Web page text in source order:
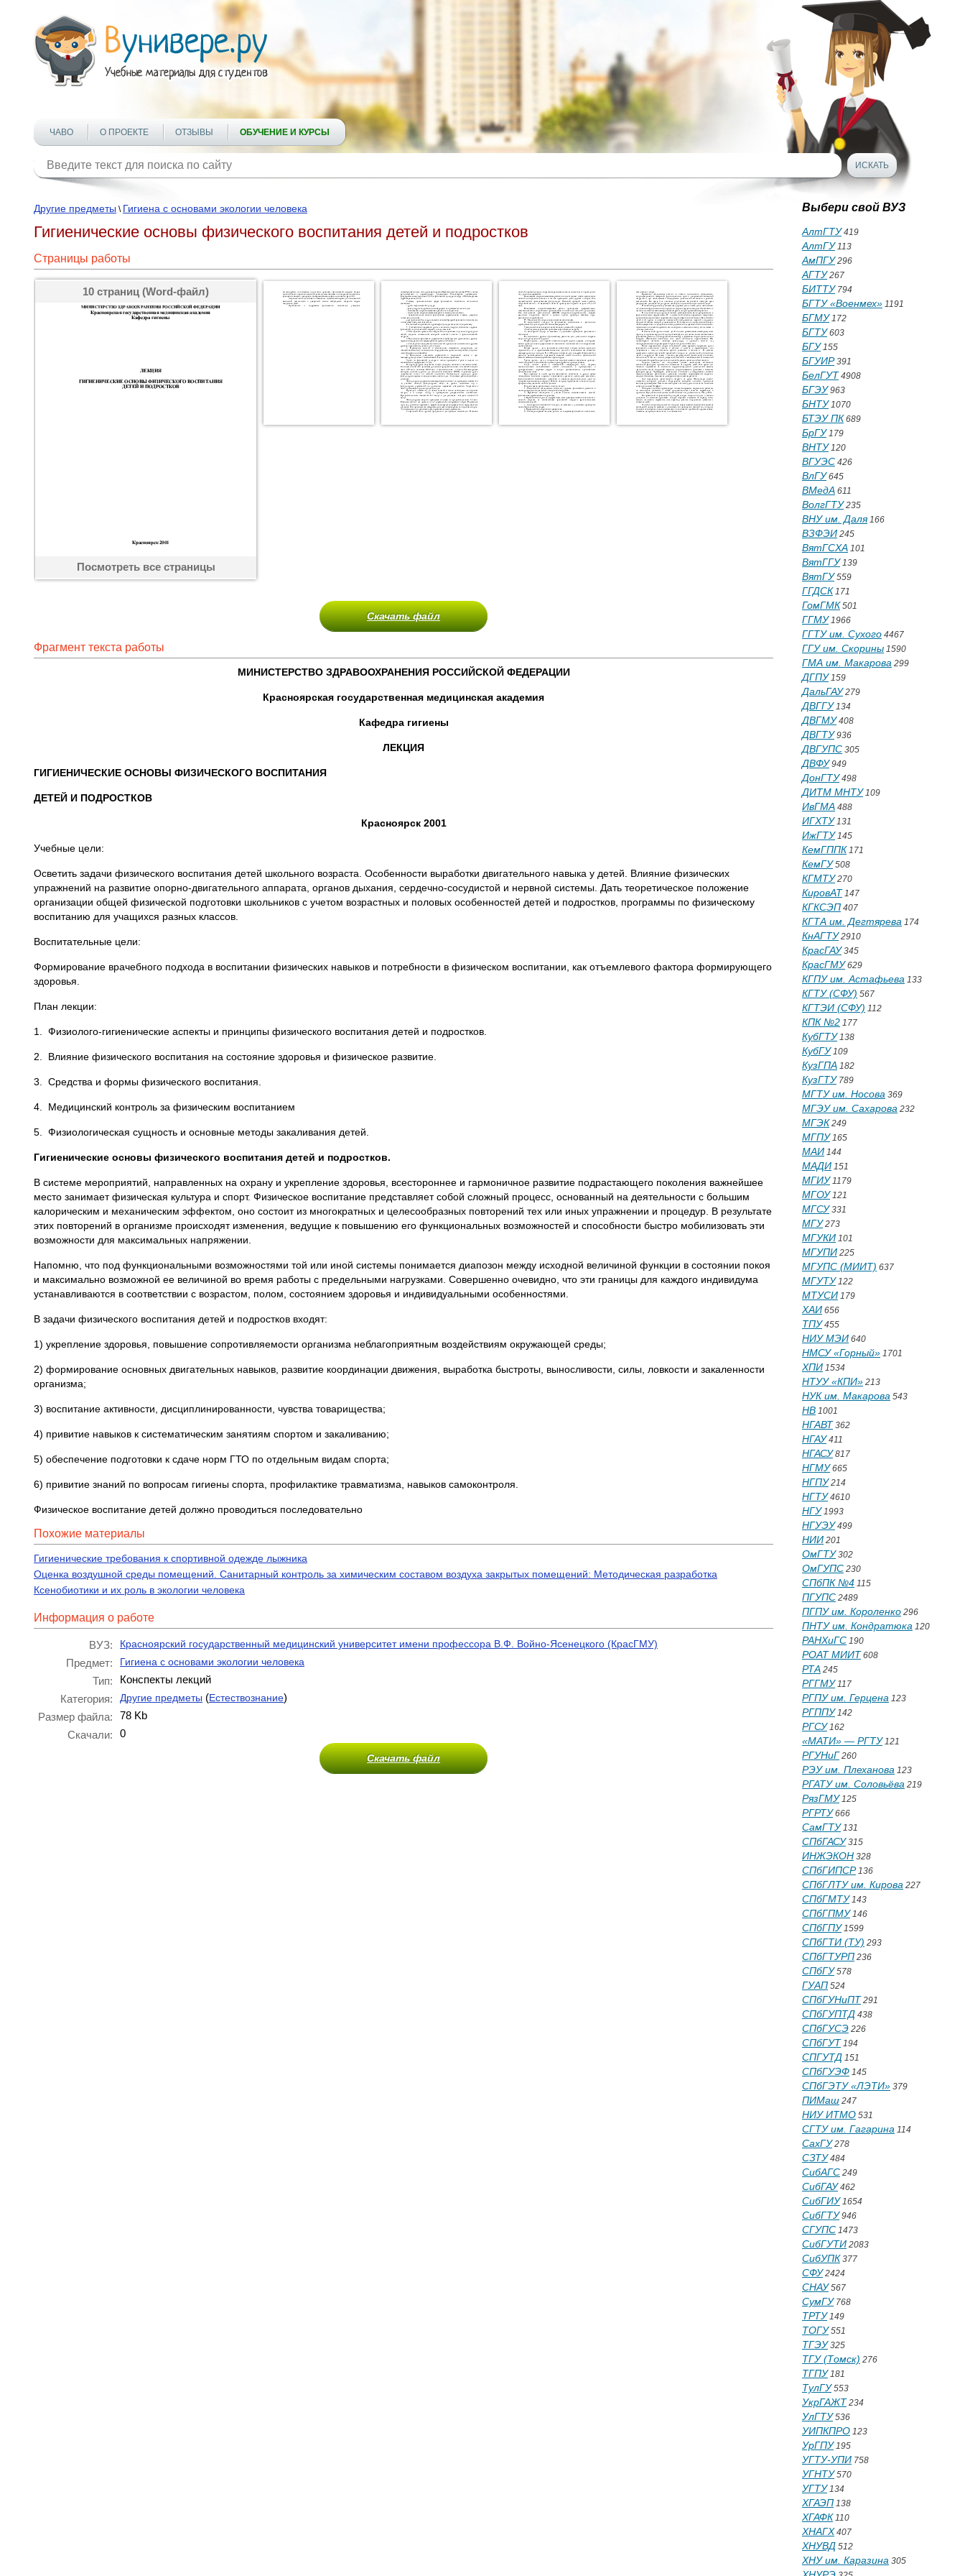
ЧАВО О ПРОЕКТЕ ОТЗЫВЫ ОБУЧЕНИЕ И КУРСЫ
Другие предметы \ Гигиена с основами экологии человека
Гигиенические основы физического воспитания детей и подростков
Страницы работы
10 страниц (Word-файл)
Посмотреть все страницы
Скачать файл
Фрагмент текста работы
МИНИСТЕРСТВО ЗДРАВООХРАНЕНИЯ РОССИЙСКОЙ ФЕДЕРАЦИИ
Красноярская государственная медицинская академия
Кафедра гигиены
ЛЕКЦИЯ
ГИГИЕНИЧЕСКИЕ ОСНОВЫ ФИЗИЧЕСКОГО ВОСПИТАНИЯ
ДЕТЕЙ И ПОДРОСТКОВ
Красноярск 2001
Учебные цели:
Осветить задачи физического воспитания детей школьного возраста. Особенности выработки двигательного навыка у детей. Влияние физических
упражнений на развитие опорно-двигательного аппарата, органов дыхания, сердечно-сосудистой и нервной системы. Дать теоретическое положение
организации общей физической подготовки школьников с учетом возрастных и половых особенностей детей и подростков, программы по физическому
воспитанию для учащихся разных классов.
Воспитательные цели:
Формирование врачебного подхода в воспитании физических навыков и потребности в физическом воспитании, как отъемлевого фактора формирующего
здоровья.
План лекции:
1. Физиолого-гигиенические аспекты и принципы физического воспитания детей и подростков.
2. Влияние физического воспитания на состояние здоровья и физическое развитие.
3. Средства и формы физического воспитания.
4. Медицинский контроль за физическим воспитанием
5. Физиологическая сущность и основные методы закаливания детей.
Гигиенические основы физического воспитания детей и подростков.
В системе мероприятий, направленных на охрану и укрепление здоровья, всестороннее и гармоничное развитие подрастающего поколения важнейшее
место занимает физическая культура и спорт. Физическое воспитание представляет собой сложный процесс, основанный на деятельности с большим
калорическим и механическим эффектом, оно состоит из многократных и целесообразных повторений тех или иных упражнении и процедур. В результате
этих повторений в организме происходят изменения, ведущие к повышению его функциональных возможностей и способности быстро мобилизовать эти
возможности для максимальных напряжении.
Напомню, что под функциональными возможностями той или иной системы понимается диапозон между исходной величиной функции в состоянии покоя
и максимально возможной ее величиной во время работы с предельными нагрузками. Совершенно очевидно, что эти границы для каждого индивидума
устанавливаются в соответствии с возрастом, полом, состоянием здоровья и индивидуальными особенностями.
В задачи физического воспитания детей и подростков входят:
1) укрепление здоровья, повышение сопротивляемости организма неблагоприятным воздействиям окружающей среды;
2) формирование основных двигательных навыков, развитие координации движения, выработка быстроты, выносливости, силы, ловкости и закаленности
организма;
3) воспитание активности, дисциплинированности, чувства товарищества;
4) привитие навыков к систематическим занятиям спортом и закаливанию;
5) обеспечение подготовки к сдаче норм ГТО по отдельным видам спорта;
6) привитие знаний по вопросам гигиены спорта, профилактике травматизма, навыков самоконтроля.
Физическое воспитание детей должно проводиться последовательно
Похожие материалы
Гигиенические требования к спортивной одежде лыжника
Оценка воздушной среды помещений. Санитарный контроль за химическим составом воздуха закрытых помещений: Методическая разработка
Ксенобиотики и их роль в экологии человека
Информация о работе
ВУЗ: Красноярский государственный медицинский университет имени профессора В.Ф. Войно-Ясенецкого (КрасГМУ)
Предмет: Гигиена с основами экологии человека
Тип:
Конспекты лекций
Категория:
Другие предметы (Естествознание)
Размер файла:
78 Kb
Скачали:
0
Скачать файл
Выбери свой ВУЗ
АлтГТУ419
АлтГУ113
АмПГУ296
АГТУ267
БИТТУ794
БГТУ «Военмех» 1191
БГМУ172
БГТУ603
БГУ155
БГУИР391
БелГУТ 4908
БГЭУ963
БНТУ1070
БТЭУ ПК 689
БрГУ179
ВНТУ120
ВГУЭС 426
ВлГУ645
ВМедА 611
ВолгГТУ235
ВНУ им. Даля166
ВЗФЭИ 245
ВятГСХА 101
ВятГГУ139
ВятГУ559
ГГДСК 171
ГомГМК 501
ГГМУ1966
ГГТУ им. Сухого 4467
ГГУ им. Скорины 1590
ГМА им. Макарова 299
ДГПУ159
ДальГАУ279
ДВГГУ134
ДВГМУ408
ДВГТУ936
ДВГУПС 305
ДВФУ949
ДонГТУ498
ДИТМ МНТУ109
ИвГМА 488
ИГХТУ131
ИжГТУ145
КемГППК 171
КемГУ508
КГМТУ270
КировАТ 147
КГКСЭП 407
КГТА им. Дегтярева 174
КнАГТУ2910
КрасГАУ345
КрасГМУ629
КГПУ им. Астафьева 133
КГТУ (СФУ) 567
КГТЭИ (СФУ) 112
КПК №2 177
КубГТУ138
КубГУ109
КузГПА 182
КузГТУ789
МГТУ им. Носова 369
МГЭУ им. Сахарова 232
МГЭК 249
МГПУ165
МАИ 144
МАДИ 151
МГИУ1179
МГОУ121
МГСУ331
МГУ273
МГУКИ 101
МГУПИ 225
МГУПС (МИИТ) 637
МГУТУ122
МТУСИ 179
ХАИ 656
ТПУ455
НИУ МЭИ 640
НМСУ «Горный» 1701
ХПИ 1534
НТУУ «КПИ» 213
НУК им. Макарова 543
НВ 1001
НГАВТ 362
НГАУ411
НГАСУ817
НГМУ665
НГПУ214
НГТУ4610
НГУ1993
НГУЭУ499
НИИ 201
ОмГТУ302
ОмГУПС 230
СПбПК №4 115
ПГУПС 2489
ПГПУ им. Короленко 296
ПНТУ им. Кондратюка 120
РАНХиГС 190
РОАТ МИИТ 608
РТА 245
РГГМУ117
РГПУ им. Герцена 123
РГППУ142
РГСУ162
«МАТИ» — РГТУ121
РГУНиГ 260
РЭУ им. Плеханова 123
РГАТУ им. Соловьёва 219
РязГМУ125
РГРТУ666
СамГТУ131
СПбГАСУ315
ИНЖЭКОН 328
СПбГИПСР136
СПбГЛТУ им. Кирова 227
СПбГМТУ143
СПбГПМУ146
СПбГПУ1599
СПбГТИ (ТУ) 293
СПбГТУРП 236
СПбГУ578
ГУАП 524
СПбГУНиПТ 291
СПбГУПТД 438
СПбГУСЭ 226
СПбГУТ 194
СПГУТД 151
СПбГУЭФ 145
СПбГЭТУ «ЛЭТИ» 379
ПИМаш 247
НИУ ИТМО 531
СГТУ им. Гагарина 114
СахГУ278
СЗТУ484
СибАГС 249
СибГАУ462
СибГИУ1654
СибГТУ946
СГУПС 1473
СибГУТИ 2083
СибУПК 377
СФУ2424
СНАУ567
СумГУ768
ТРТУ149
ТОГУ551
ТГЭУ325
ТГУ (Томск) 276
ТГПУ181
ТулГУ553
УкрГАЖТ 234
УлГТУ536
УИПКПРО 123
УрГПУ195
УГТУ-УПИ 758
УГНТУ570
УГТУ134
ХГАЭП 138
ХГАФК 110
ХНАГХ 407
ХНУВД 512
ХНУ им. Каразина 305